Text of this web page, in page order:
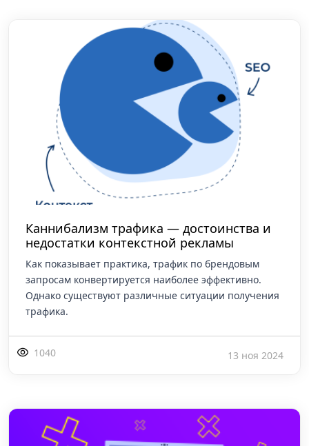
Каннибализм трафика — достоинства и
недостатки контекстной рекламы
Как показывает практика, трафик по брендовым
запросам конвертируется наиболее эффективно.
Однако существуют различные ситуации получения
трафика.
1040 13 ноя 2024